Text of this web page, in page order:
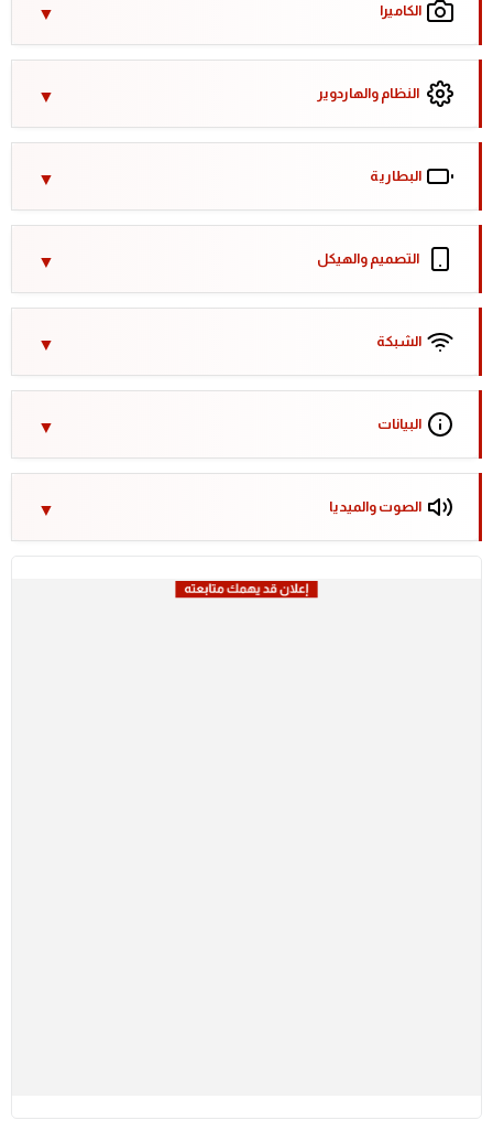
الكاميرا
النظام والهاردوير
البطارية
التصميم والهيكل
الشبكة
البيانات
الصوت والميديا